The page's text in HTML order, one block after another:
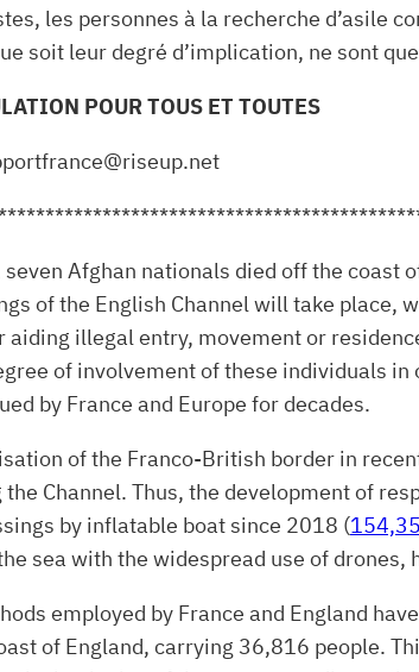
les personnes à la recherche d’asile
soit leur degré d’implication, ne sont
POUR TOUS ET TOUTES
Afghan nationals died off the
of the English Channel will take place,
aiding illegal entry, movement or
of involvement of these individuals
by France and Europe for decades.
of the Franco-British border in
Channel. Thus, the development of
by inflatable boat since 2018 (
sea with the widespread use of
employed by France and England
of England, carrying 36,816 people.